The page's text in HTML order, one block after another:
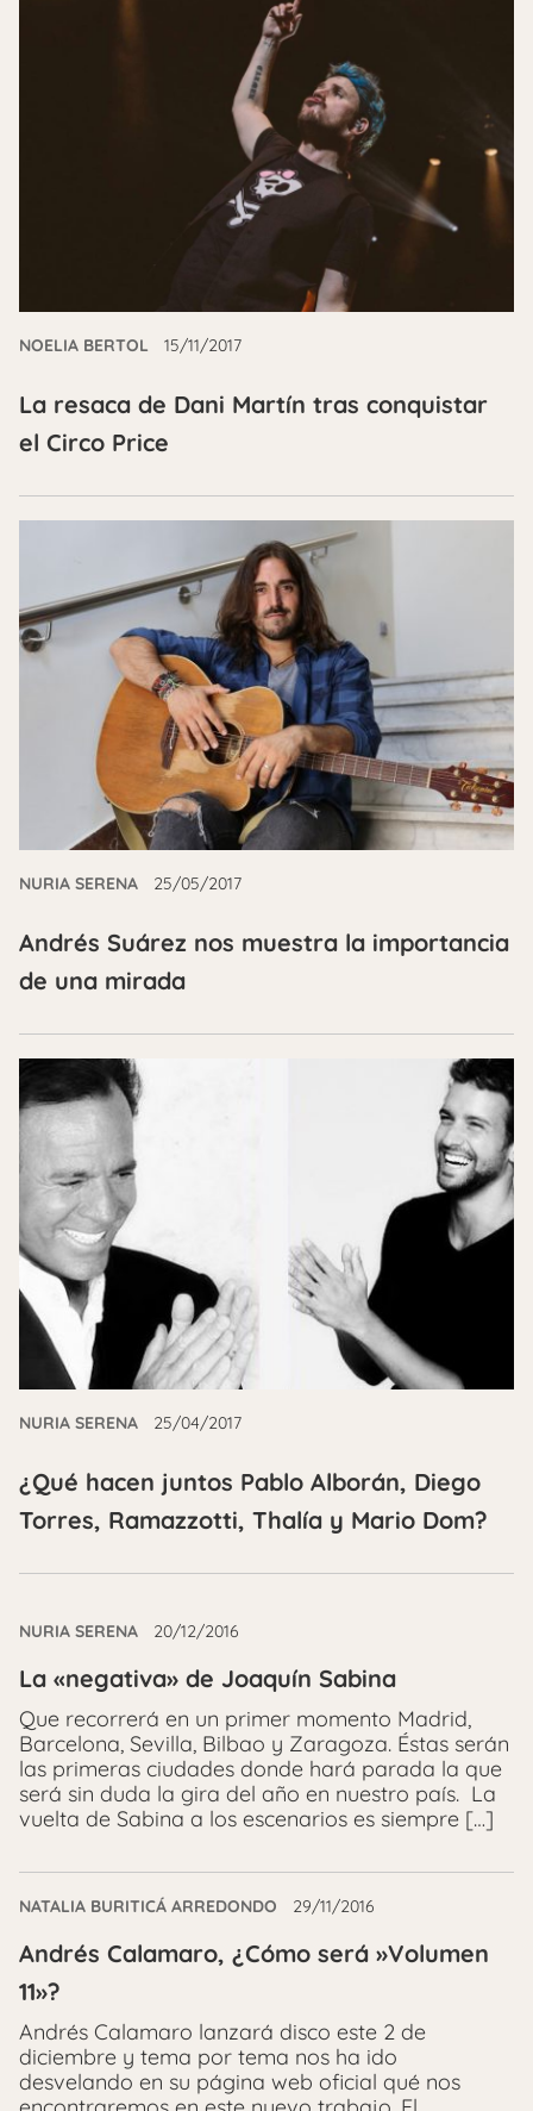
NOELIA BERTOL 15/11/2017
La resaca de Dani Martín tras conquistar
el Circo Price
NURIA SERENA 25/05/2017
Andrés Suárez nos muestra la importancia
de una mirada
NURIA SERENA 25/04/2017
¿Qué hacen juntos Pablo Alborán, Diego
Torres, Ramazzotti, Thalía y Mario Dom?
NURIA SERENA 20/12/2016
La «negativa» de Joaquín Sabina
Que recorrerá en un primer momento Madrid,
Barcelona, Sevilla, Bilbao y Zaragoza. Éstas serán
las primeras ciudades donde hará parada la que
será sin duda la gira del año en nuestro país. La
vuelta de Sabina a los escenarios es siempre […]
NATALIA BURITICÁ ARREDONDO 29/11/2016
Andrés Calamaro, ¿Cómo será »Volumen
11»?
Andrés Calamaro lanzará disco este 2 de
diciembre y tema por tema nos ha ido
desvelando en su página web oficial qué nos